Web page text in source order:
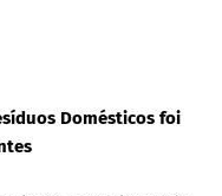
Domésticos foi